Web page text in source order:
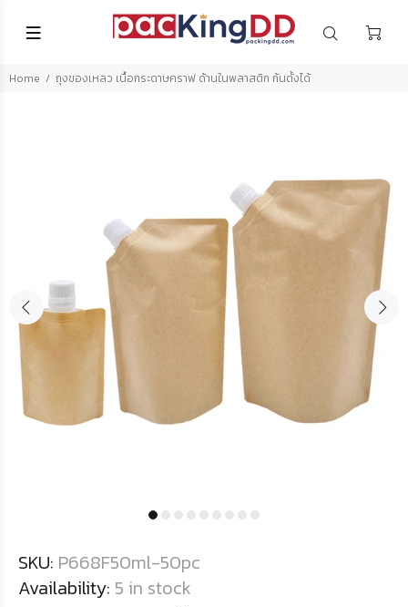
Home ถุงของเหลว เนื้อกระดาษคราฟ ด้านในพลาสติก ก้นตั้งได้
SKU: P668F50ml-50pc
Availability: 5 in stock